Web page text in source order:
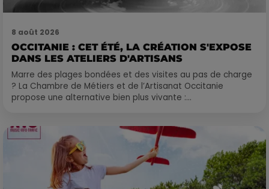
8 août 2026
OCCITANIE : CET ÉTÉ, LA CRÉATION S'EXPOSE
DANS LES ATELIERS D'ARTISANS
Marre des plages bondées et des visites au pas de charge
? La Chambre de Métiers et de l’Artisanat Occitanie
propose une alternative bien plus vivante :...